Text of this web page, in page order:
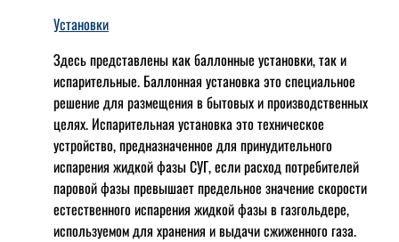
Установки
Здесь представлены как баллонные установки, так и
испарительные. Баллонная установка это специальное
решение для размещения в бытовых и производственных
целях. Испарительная установка это техническое
устройство, предназначенное для принудительного
испарения жидкой фазы СУГ, если расход потребителей
паровой фазы превышает предельное значение скорости
естественного испарения жидкой фазы в газгольдере,
используемом для хранения и выдачи сжиженного газа.